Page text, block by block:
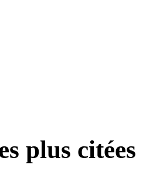
plus citées